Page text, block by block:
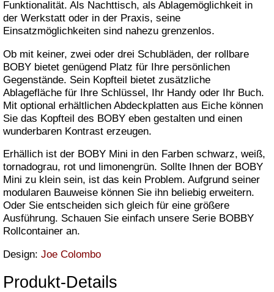
Funktionalität. Als Nachttisch, als Ablagemöglichkeit in
der Werkstatt oder in der Praxis, seine
Einsatzmöglichkeiten sind nahezu grenzenlos.
Ob mit keiner, zwei oder drei Schubläden, der rollbare
BOBY bietet genügend Platz für Ihre persönlichen
Gegenstände. Sein Kopfteil bietet zusätzliche
Ablagefläche für Ihre Schlüssel, Ihr Handy oder Ihr Buch.
Mit optional erhältlichen Abdeckplatten aus Eiche können
Sie das Kopfteil des BOBY eben gestalten und einen
wunderbaren Kontrast erzeugen.
Erhällich ist der BOBY Mini in den Farben schwarz, weiß,
tornadograu, rot und limonengrün. Sollte Ihnen der BOBY
Mini zu klein sein, ist das kein Problem. Aufgrund seiner
modularen Bauweise können Sie ihn beliebig erweitern.
Oder Sie entscheiden sich gleich für eine größere
Ausführung. Schauen Sie einfach unsere Serie BOBBY
Rollcontainer an.
Design: Joe Colombo
Produkt-Details